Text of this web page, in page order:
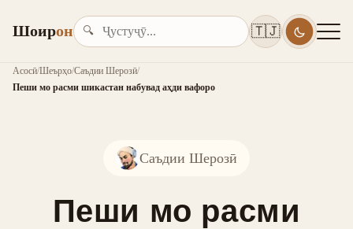
Шоирон 🔍 🇹🇯
Асосӣ/Шеърҳо/Саъдии Шерозӣ/
Пеши мо расми шикастан набувад аҳди вафоро
Саъдии Шерозӣ
Пеши мо расми